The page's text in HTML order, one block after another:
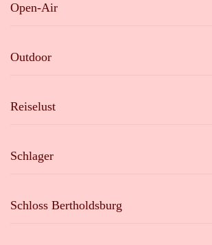
Open-Air
Outdoor
Reiselust
Schlager
Schloss Bertholdsburg